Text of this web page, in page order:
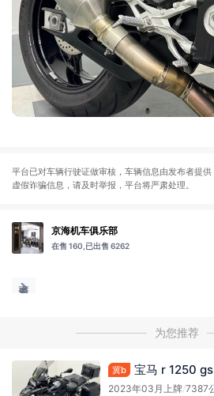
平台已对车辆行驶证做审核，车辆信息由发布者提
虚假诈骗信息，请及时举报，平台将严肃处理。
京海机车俱乐部
在售 160, 已出售 6262
为您推荐
冀b 宝马 r 1250 gs
2023年03月上牌/7387